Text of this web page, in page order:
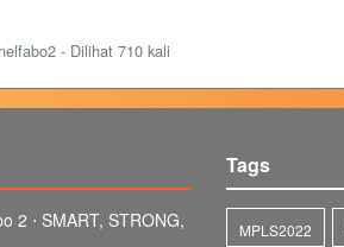
- Dilihat 710 kali
2 ⋅ SMART, STRONG,
Tags
MPLS2022